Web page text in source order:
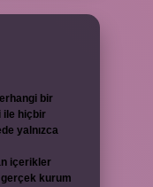
bir
ile hiçbir
yalnızca
içerikler
gerçek kurum